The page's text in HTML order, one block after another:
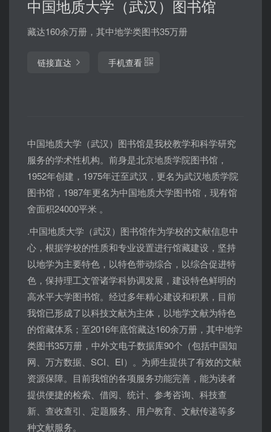
中国地质大学（武汉）图书馆
藏达160余万册，其中地学类图书35万册
链接直达 手机查看
中国地质大学（武汉）图书馆是我校教学和科学研究
服务的学术性机构。前身是北京地质学院图书馆，
1952年创建，1975年迁至武汉，更名为武汉地质学院
图书馆，1987年更名为中国地质大学图书馆，现有馆
舍面积24000平米 。
.中国地质大学（武汉）图书馆作为学校的文献信息中
心，根据学校的性质和专业设置进行馆藏建设，坚持
以地学为主要特色，以特色带动综合，以综合促进特
色，保持理工文管诸学科协调发展，建设特色鲜明的
高水平大学图书馆。经过多年精心建设和积累，目前
我馆已形成了以科技文献为主体，以地学文献为特色
的馆藏体系；至2016年底馆藏达160余万册，其中地学
类图书35万册，中外文电子数据库90个（包括中国知
网、万方数据、SCI、EI）。为师生提供了有效的文献
资源保障。目前我馆的各项服务功能完善，能为读者
提供便捷的检索、借阅、统计、参考咨询、科技查
新、查收查引、定题服务、用户教育、文献传递等多
种文献服务。